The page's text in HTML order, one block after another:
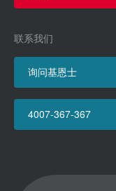
联系我们
询问基恩士
4007-367-367